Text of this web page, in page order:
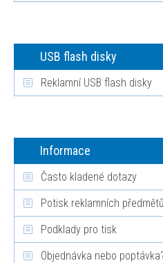
USB flash disky
Reklamní USB flash disky
Informace
Často kladené dotazy
Potisk reklamních předmětů
Podklady pro tisk
Objednávka nebo